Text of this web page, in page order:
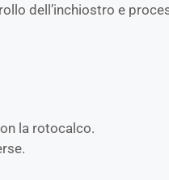
dell’inchiostro e
la rotocalco.